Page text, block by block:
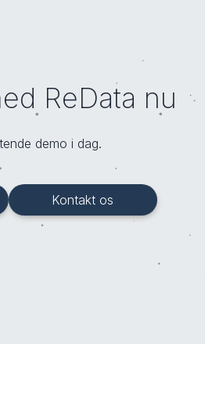
ReData nu
demo i dag.
Kontakt os